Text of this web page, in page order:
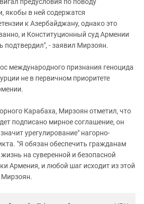
якобы в ней содержатся
к Азербайджану, однако это
и Конституционный суд Армении
подтвердил", - заявил Мирзоян.
международного признания геноцида
не в первичном приоритете
Карабаха, Мирзоян отметил, что
подписано мирное соглашение, он
урегулирование" нагорно-
"Я обязан обеспечить гражданам
на суверенной и безопасной
Армения, и любой шаг исходит из этой
Мирзоян.